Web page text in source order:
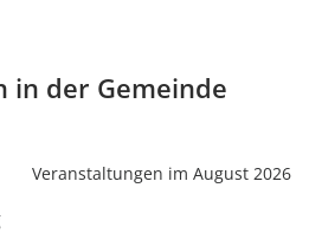
in der Gemeinde
Veranstaltungen im August 2026